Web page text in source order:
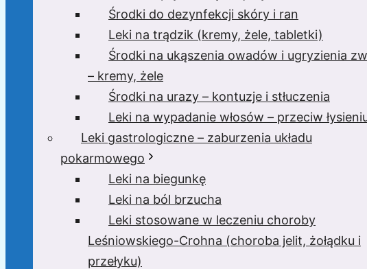
Środki do dezynfekcji skóry i ran
Leki na trądzik (kremy, żele, tabletki)
Środki na ukąszenia owadów i ugryzienia
– kremy, żele
Środki na urazy – kontuzje i stłuczenia
Leki na wypadanie włosów – przeciw
Leki gastrologiczne – zaburzenia układu
pokarmowego
Leki na biegunkę
Leki na ból brzucha
Leki stosowane w leczeniu choroby
Leśniowskiego-Crohna (choroba jelit, żołądku i
przełyku)